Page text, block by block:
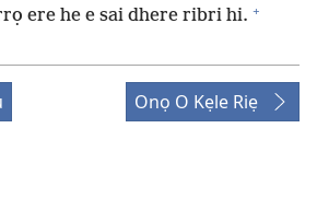
ere he e sai dhere ribri hi. +
Onọ O Kẹle Riẹ